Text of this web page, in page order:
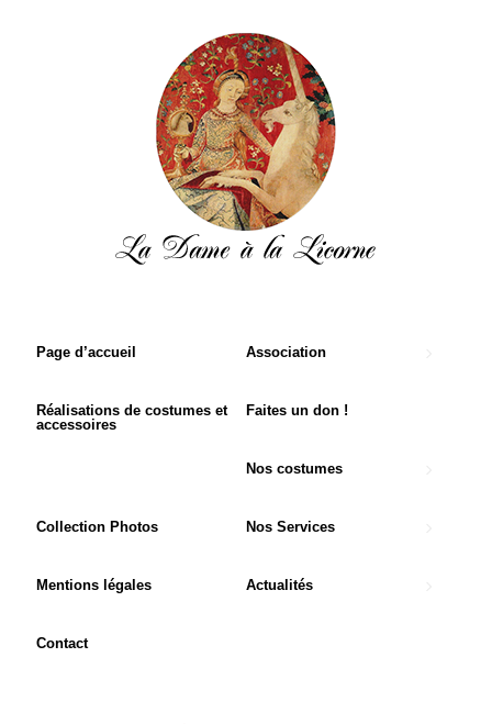
Page d’accueil Association
Réalisations de costumes et
accessoires
Faites un don !
Nos costumes
Collection Photos Nos Services
Mentions légales Actualités
Contact